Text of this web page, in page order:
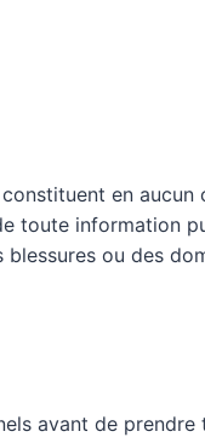
en aucun
toute information
ou des
avant de